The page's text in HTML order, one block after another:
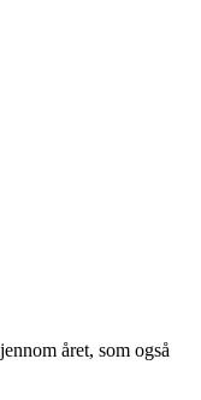
året, som også